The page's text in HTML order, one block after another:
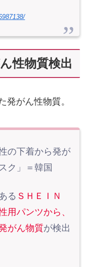
性物質検出
発がん性物質。
の下着から発が
ク」＝韓国
る ＳＨＥＩＮ
用パンツから、
がん物質が検出